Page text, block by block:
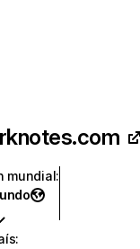
mundial:
: